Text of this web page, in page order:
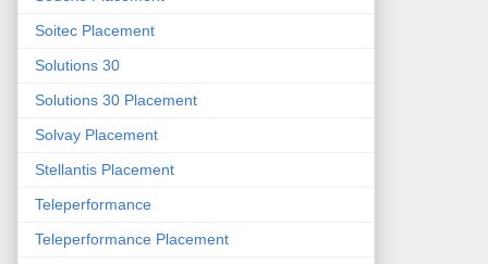
Soitec Placement
Solutions 30
Solutions 30 Placement
Solvay Placement
Stellantis Placement
Teleperformance
Teleperformance Placement